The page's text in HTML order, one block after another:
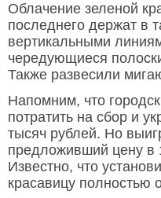
Облачение зеленой
последнего держат в
вертикальными
чередующиеся
Также развесили
Напомним, что
потратить на сбор и
тысяч рублей. Но
предложивший цену в
Известно, что
красавицу полностью